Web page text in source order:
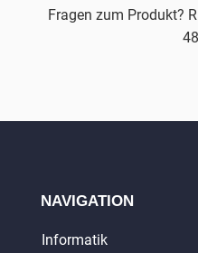
Fragen zum Produkt?
NAVIGATION
Informatik